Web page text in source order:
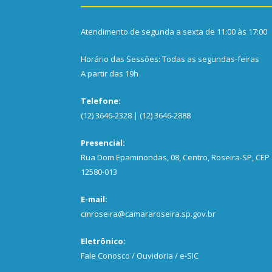
Atendimento de segunda a sexta de 11:00 às 17:00
Horário das Sessões: Todas as segundas-feiras
A partir das 19h
Telefone:
(12) 3646-2328 | (12) 3646-2888
Presencial:
Rua Dom Epaminondas, 08, Centro, Roseira-SP, CEP
12580-013
E-mail:
cmroseira@camararoseira.sp.gov.br
Eletrônico:
Fale Conosco / Ouvidoria / e-SIC